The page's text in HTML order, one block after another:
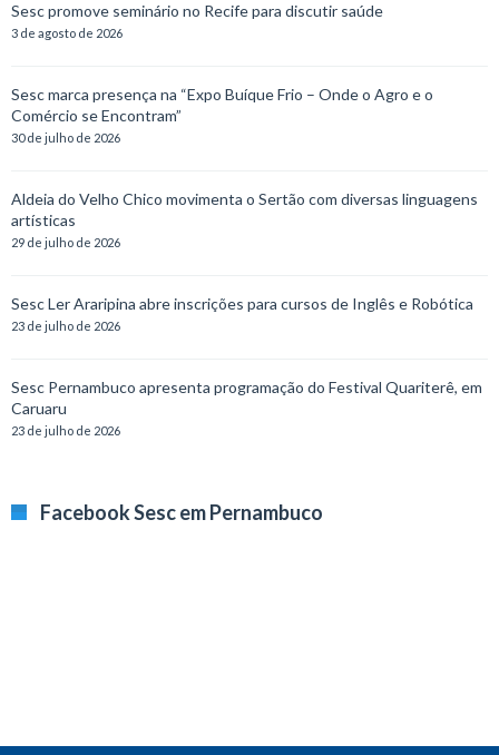
Sesc promove seminário no Recife para discutir saúde
3 de agosto de 2026
Sesc marca presença na “Expo Buíque Frio – Onde o Agro e o
Comércio se Encontram”
30 de julho de 2026
Aldeia do Velho Chico movimenta o Sertão com diversas linguagens
artísticas
29 de julho de 2026
Sesc Ler Araripina abre inscrições para cursos de Inglês e Robótica
23 de julho de 2026
Sesc Pernambuco apresenta programação do Festival Quariterê, em
Caruaru
23 de julho de 2026
Facebook Sesc em Pernambuco